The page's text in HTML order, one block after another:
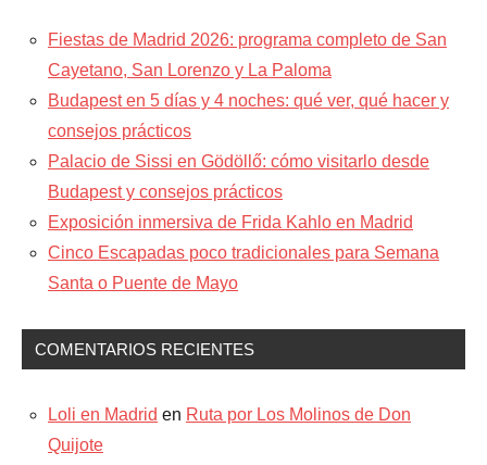
Fiestas de Madrid 2026: programa completo de San
Cayetano, San Lorenzo y La Paloma
Budapest en 5 días y 4 noches: qué ver, qué hacer y
consejos prácticos
Palacio de Sissi en Gödöllő: cómo visitarlo desde
Budapest y consejos prácticos
Exposición inmersiva de Frida Kahlo en Madrid
Cinco Escapadas poco tradicionales para Semana
Santa o Puente de Mayo
COMENTARIOS RECIENTES
Loli en Madrid en Ruta por Los Molinos de Don
Quijote